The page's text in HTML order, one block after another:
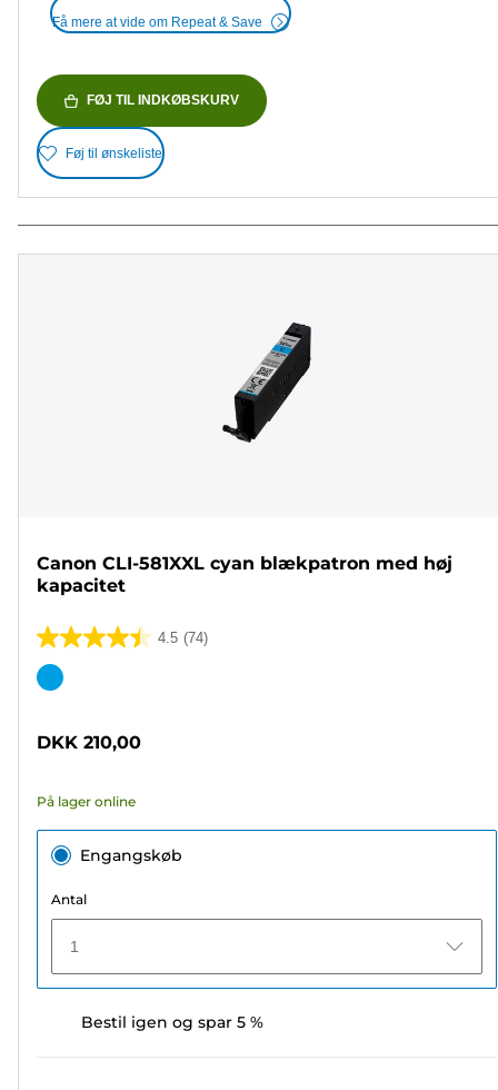
Få mere at vide om Repeat & Save
FØJ TIL INDKØBSKURV
Føj til ønskeliste
Canon CLI-581XXL cyan blækpatron med høj
kapacitet
4.5 (74)
4.5
ud
stjerner.
anmeldelser
Farvepatron
DKK 210,00
På lager online
Engangskøb
Antal
1
Bestil igen og spar 5 %